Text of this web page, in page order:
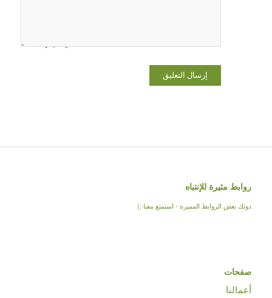
روابط مثيرة للإنتباه
دونك بعض الروابط المميزة - استمتع معنا :)
صفحات
أعمالنا